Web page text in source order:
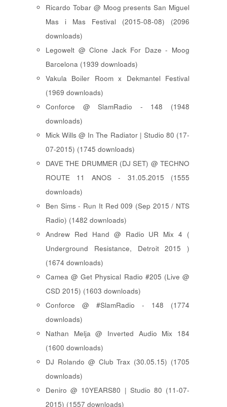
Ricardo Tobar @ Moog presents San Miguel
Mas i Mas Festival (2015-08-08) (2096
downloads)
Legowelt @ Clone Jack For Daze - Moog
Barcelona (1939 downloads)
Vakula Boiler Room x Dekmantel Festival
(1969 downloads)
Conforce @ SlamRadio - 148 (1948
downloads)
Mick Wills @ In The Radiator | Studio 80 (17-
07-2015) (1745 downloads)
DAVE THE DRUMMER (DJ SET) @ TECHNO
ROUTE 11 ANOS - 31.05.2015 (1555
downloads)
Ben Sims - Run It Red 009 (Sep 2015 / NTS
Radio) (1482 downloads)
Andrew Red Hand @ Radio UR Mix 4 (
Underground Resistance, Detroit 2015 )
(1674 downloads)
Camea @ Get Physical Radio #205 (Live @
CSD 2015) (1603 downloads)
Conforce @ #SlamRadio - 148 (1774
downloads)
Nathan Melja @ Inverted Audio Mix 184
(1600 downloads)
DJ Rolando @ Club Trax (30.05.15) (1705
downloads)
Deniro @ 10YEARS80 | Studio 80 (11-07-
2015) (1557 downloads)